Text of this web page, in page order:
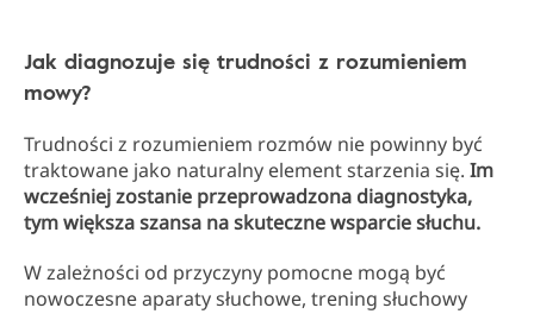
Jak diagnozuje się trudności z rozumieniem
mowy?
Trudności z rozumieniem rozmów nie powinny być
traktowane jako naturalny element starzenia się. Im
wcześniej zostanie przeprowadzona diagnostyka,
tym większa szansa na skuteczne wsparcie słuchu.
W zależności od przyczyny pomocne mogą być
nowoczesne aparaty słuchowe, trening słuchowy